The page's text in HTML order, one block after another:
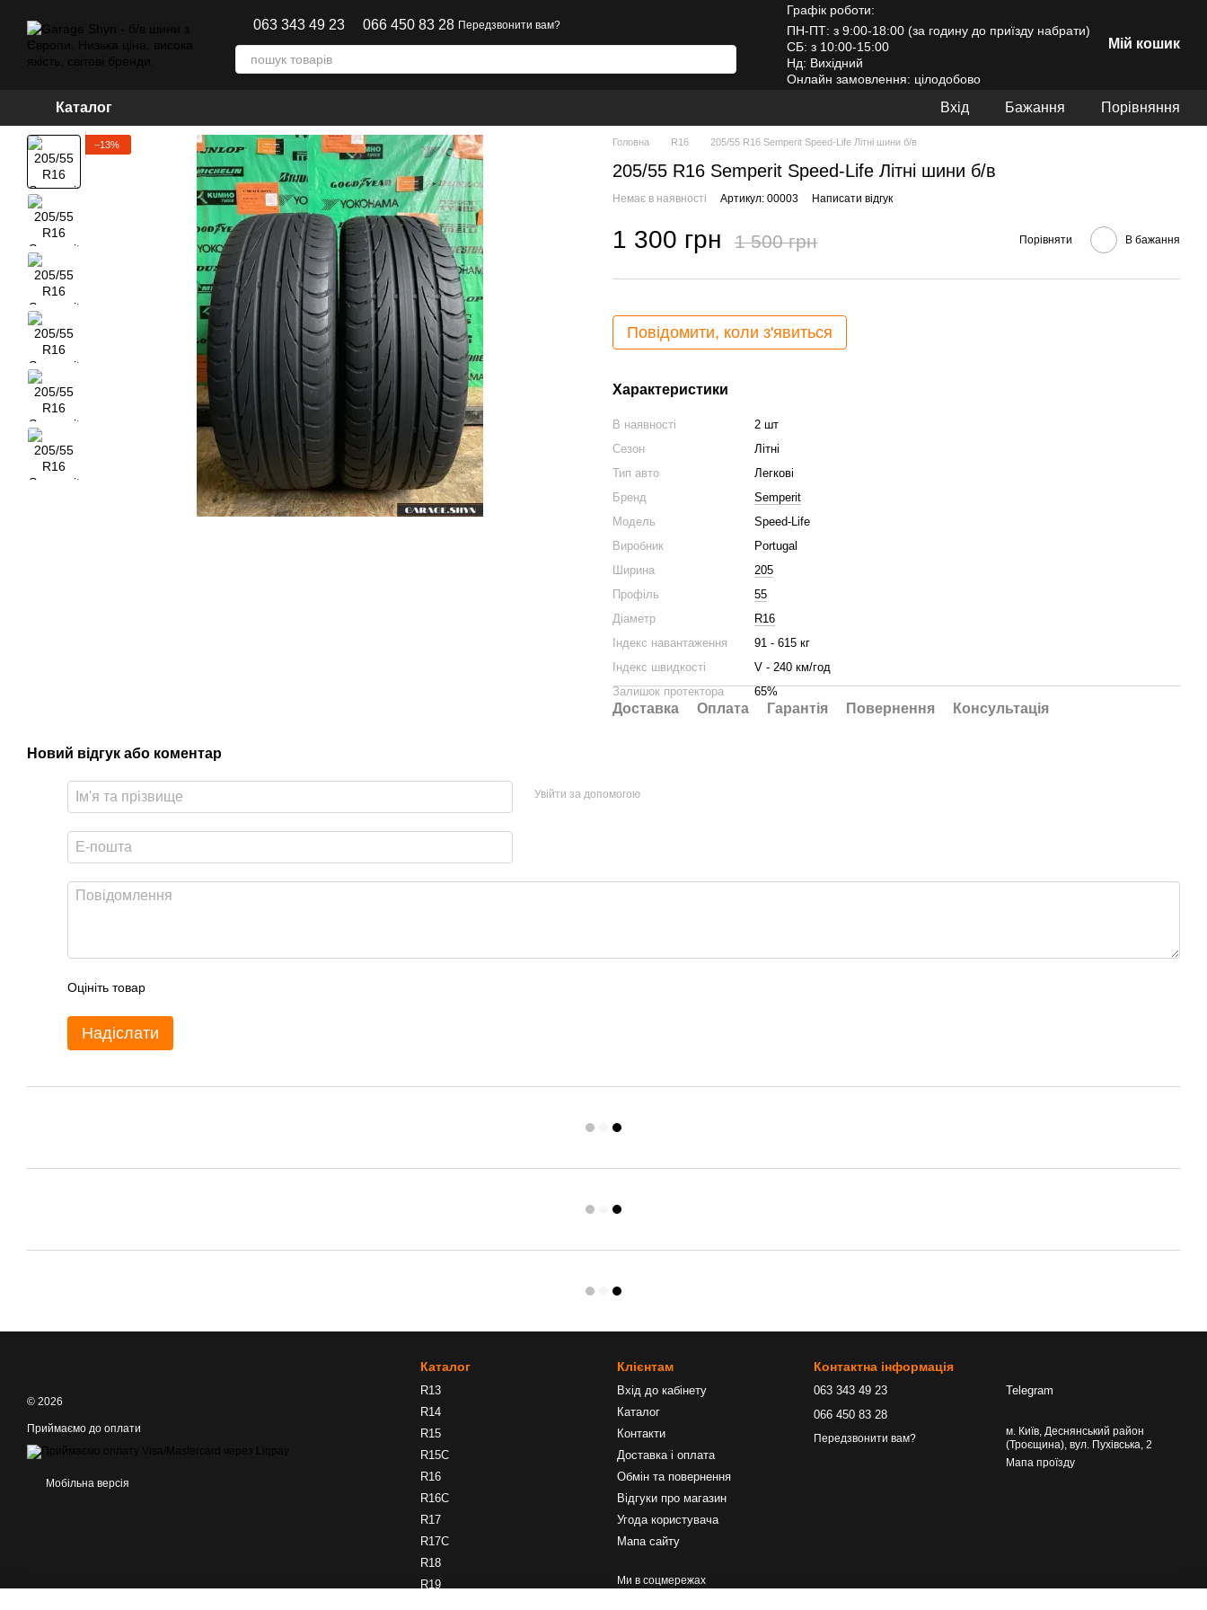
063 343 49 23 066 450 83 28 Передзвонити вам?
Графік роботи:
ПН-ПТ: з 9:00-18:00 (за годину до приїзду набрати)
СБ: з 10:00-15:00
Нд: Вихідний
Онлайн замовлення: цілодобово
Мій кошик
Каталог Вхід Бажання Порівняння
−13% Головна R16 205/55 R16 Semperit Speed-Life Літні шини б/в
205/55 R16 Semperit Speed-Life Літні шини б/в
Немає в наявності Артикул: 00003 Написати відгук
1 300 грн 1 500 грн Порівняти В бажання
Повідомити, коли з'явиться
Характеристики
В наявності
2 шт
Сезон
Літні
Тип авто
Легкові
Бренд
Semperit
Модель
Speed-Life
Виробник
Portugal
Ширина
205
Профіль
55
Діаметр
R16
Індекс навантаження
91 - 615 кг
Індекс швидкості
V - 240 км/год
Залишок протектора
65%
Доставка Оплата Гарантія Повернення Консультація
Новий відгук або коментар
Увійти за допомогою
Оцініть товар
Надіслати
© 2026
Приймаємо до оплати
Мобільна версія
Каталог
R13
R14
R15
R15C
R16
R16C
R17
R17C
R18
R19
Клієнтам
Вхід до кабінету
Каталог
Контакти
Доставка і оплата
Обмін та повернення
Відгуки про магазин
Угода користувача
Мапа сайту
Ми в соцмережах
Контактна інформація
063 343 49 23
066 450 83 28
Передзвонити вам?
Telegram
м. Київ, Деснянський район
(Троєщина), вул. Пухівська, 2
Мапа проїзду